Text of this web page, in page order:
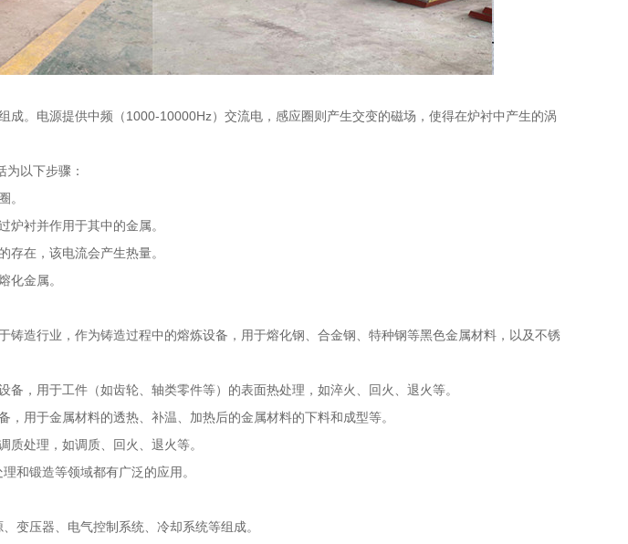
。电源提供中频（1000-10000Hz）交流电，感应圈则产生交变的磁场，使得在炉衬中产生的涡
以下步骤：
。
衬并作用于其中的金属。
在，该电流会产生热量。
金属。
造行业，作为铸造过程中的熔炼设备，用于熔化钢、合金钢、特种钢等黑色金属材料，以及不锈
，用于工件（如齿轮、轴类零件等）的表面热处理，如淬火、回火、退火等。
用于金属材料的透热、补温、加热后的金属材料的下料和成型等。
处理，如调质、回火、退火等。
和锻造等领域都有广泛的应用。
压器、电气控制系统、冷却系统等组成。